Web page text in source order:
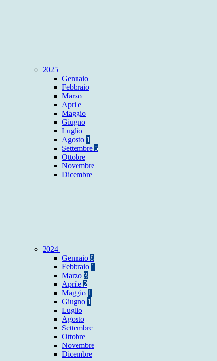
2025
Gennaio
Febbraio
Marzo
Aprile
Maggio
Giugno
Luglio
Agosto 1
Settembre 5
Ottobre
Novembre
Dicembre
2024
Gennaio 8
Febbraio 1
Marzo 3
Aprile 2
Maggio 1
Giugno 1
Luglio
Agosto
Settembre
Ottobre
Novembre
Dicembre